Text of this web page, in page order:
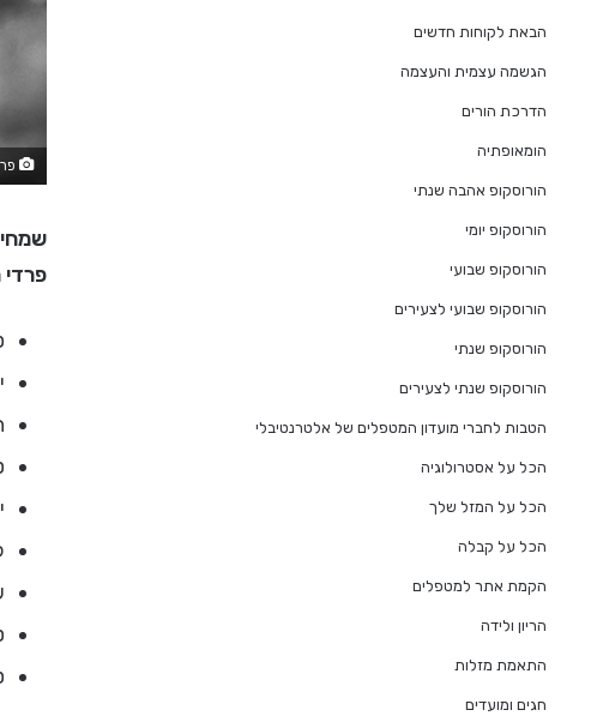
פרדי
הבאת לקוחות חדשים
הגשמה עצמית והעצמה
הדרכת הורים
הומאופתיה
הורוסקופ אהבה שנתי
הורוסקופ יומי
הורוסקופ שבועי
הורוסקופ שבועי לצעירים
הורוסקופ שנתי
הורוסקופ שנתי לצעירים
הטבות לחברי מועדון המטפלים של אלטרנטיבלי
הכל על אסטרולוגיה
הכל על המזל שלך
הכל על קבלה
הקמת אתר למטפלים
הריון ולידה
התאמת מזלות
חגים ומועדים